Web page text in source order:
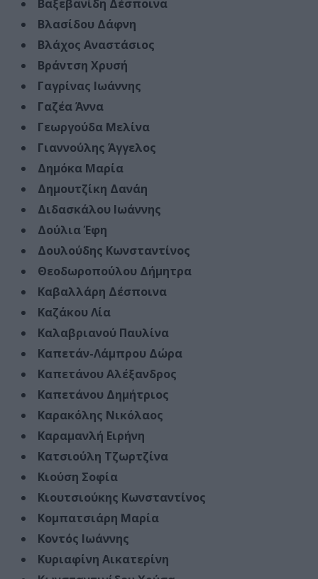
Βαξεβανίδη Δέσποινα
Βλασίδου Δάφνη
Βλάχος Αναστάσιος
Βράντση Χρυσή
Γαγρίνας Ιωάννης
Γαζέα Άννα
Γεωργούδα Μελίνα
Γιαννούλης Άγγελος
Δημόκα Μαρία
Δημουτζίκη Δανάη
Διδασκάλου Ιωάννης
Δούλια Έφη
Δουλούδης Κωνσταντίνος
Θεοδωροπούλου Δήμητρα
Καβαλλάρη Δέσποινα
Καζάκου Λία
Καλαβριανού Παυλίνα
Καπετάν-Λάμπρου Δώρα
Καπετάνου Αλέξανδρος
Καπετάνου Δημήτριος
Καρακόλης Νικόλαος
Καραμανλή Ειρήνη
Κατσιούλη Τζωρτζίνα
Κιούση Σοφία
Κιουτσιούκης Κωνσταντίνος
Κομπατσιάρη Μαρία
Κοντός Ιωάννης
Κυριαφίνη Αικατερίνη